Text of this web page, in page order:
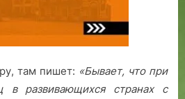
там пишет: «Бывает, что при
в развивающихся странах с